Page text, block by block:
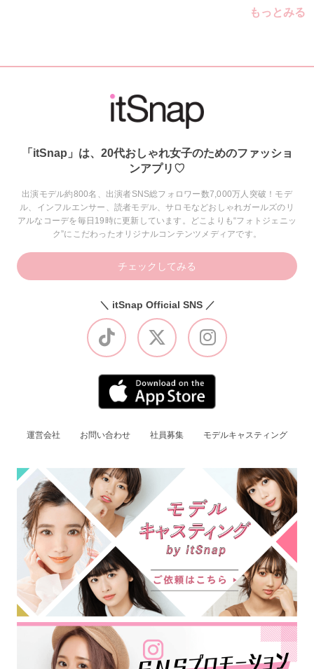
もっとみる
「itSnap」は、20代おしゃれ女子のためのファッショ
ンアプリ♡
出演モデル約800名、出演者SNS総フォロワー数7,000万人突破！モデ
ル、インフルエンサー、読者モデル、サロモなどおしゃれガールズのリ
アルなコーデを毎日19時に更新しています。どこよりも“フォトジェニッ
ク”にこだわったオリジナルコンテンツメディアです。
チェックしてみる
＼ itSnap Official SNS ／
運営会社 お問い合わせ 社員募集 モデルキャスティング